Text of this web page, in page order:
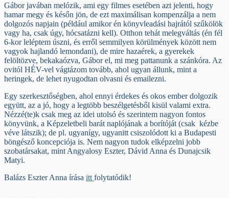
Gábor javában melózik, ami egy filmes esetében azt jelenti, hogy
hamar megy és későn jön, de ezt maximálisan kompenzálja a nem
dolgozós napjain (például amikor én könyvleadási hajrától szűkölök
vagy ha, csak úgy, hócsatázni kell). Otthon tehát melegváltás (én fél
6-kor leléptem úszni, és erről semmilyen körülmények között nem
vagyok hajlandó lemondani), de mire hazaérek, a gyerekek
felöltözve, bekakaózva, Gábor el, mi meg pattanunk a szánkóra. Az
ovitól HÉV-vel vágtázom tovább, ahol ugyan állunk, mint a
heringek, de lehet nyugodtan olvasni és emailezni.
Egy szerkesztőségben, ahol ennyi érdekes és okos ember dolgozik
együtt, az a jó, hogy a legtöbb beszélgetésből kisül valami extra.
Nézzé(te)k csak meg az idei utolsó és szerintem nagyon fontos
könyvünk, a Képzeletbeli barát naplójának a borítóját (csak kézbe
véve látszik); de pl. ugyanígy, ugyanitt csiszolódott ki a Budapesti
böngésző koncepciója is. Nem nagyon tudok elképzelni jobb
szobatársakat, mint Angyalosy Eszter, Dávid Anna és Dunajcsik
Matyi.
Balázs Eszter Anna írása itt folytatódik!